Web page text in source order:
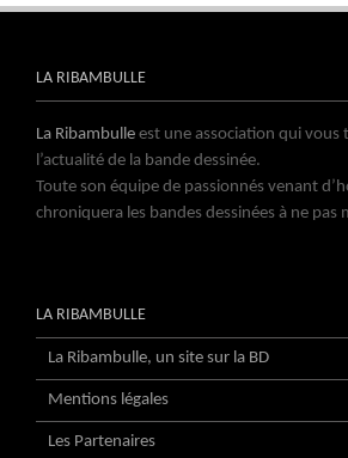
LA RIBAMBULLE
La Ribambulle est une association qui vous
l’actualité de la bande dessinée.
Toute son équipe de passionnés venant
chroniquera les bandes dessinées à ne pas
LA RIBAMBULLE
La Ribambulle, un site sur la BD
Mentions légales
Les Partenaires